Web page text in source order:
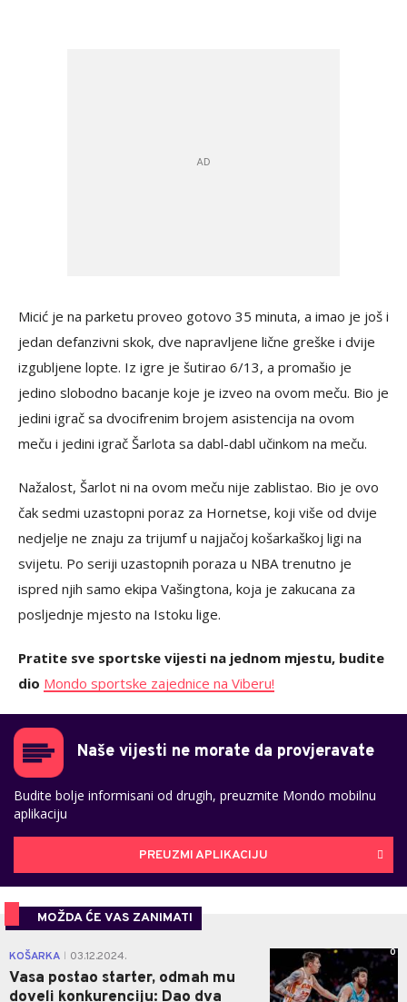
Micić je na parketu proveo gotovo 35 minuta, a imao je još i
jedan defanzivni skok, dve napravljene lične greške i dvije
izgubljene lopte. Iz igre je šutirao 6/13, a promašio je
jedino slobodno bacanje koje je izveo na ovom meču. Bio je
jedini igrač sa dvocifrenim brojem asistencija na ovom
meču i jedini igrač Šarlota sa dabl-dabl učinkom na meču.
Nažalost, Šarlot ni na ovom meču nije zablistao. Bio je ovo
čak sedmi uzastopni poraz za Hornetse, koji više od dvije
nedjelje ne znaju za trijumf u najjačoj košarkaškoj ligi na
svijetu. Po seriji uzastopnih poraza u NBA trenutno je
ispred njih samo ekipa Vašingtona, koja je zakucana za
posljednje mjesto na Istoku lige.
Pratite sve sportske vijesti na jednom mjestu, budite
dio Mondo sportske zajednice na Viberu!
Naše vijesti ne morate da provjeravate
Budite bolje informisani od drugih, preuzmite Mondo mobilnu
aplikaciju
PREUZMI APLIKACIJU
MOŽDA ĆE VAS ZANIMATI
KOŠARKA 03.12.2024.
Vasa postao starter, odmah mu
doveli konkurenciju: Dao dva
0